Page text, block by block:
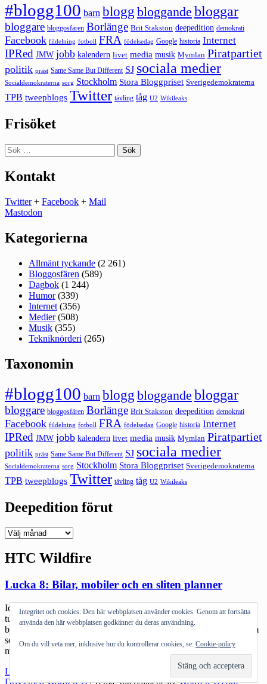
#blogg100 barn blogg bloggande bloggar
bloggare bloggosfären Borlänge Brit Stakston deepedition demokrati
Facebook fildelning fotboll FRA födelsedag Google historia Internet
IPRed JMW jobb kalendern livet media musik Mymlan Piratpartiet
politik präst Same Same But Different SJ sociala medier
Socialdemokraterna sorg Stockholm Stora Bloggpriset Sverigedemokraterna
TPB tweepblogs Twitter tävling tåg U2 Wikileaks
Frisöket
Sök
efter:
Kontakt
Twitter+ Facebook + Mail
Mastodon
Kategorierna
Allmänt tyckande (2 261)
Bloggosfären (589)
Dagbok (1 244)
Humor(339)
Internet (356)
Medier(508)
Musik (355)
Tekniknörderi (265)
Taxonomin
#blogg100 barn blogg bloggande bloggar
bloggare bloggosfären Borlänge Brit Stakston deepedition demokrati
Facebook fildelning fotboll FRA födelsedag Google historia Internet
IPRed JMW jobb kalendern livet media musik Mymlan Piratpartiet
politik präst Same Same But Different SJ sociala medier
Socialdemokraterna sorg Stockholm Stora Bloggpriset Sverigedemokraterna
TPB tweepblogs Twitter tävling tåg U2 Wikileaks
Deepedition förut
Deepedition
HTC Wildfire
Lucka 8: Bilar, mobiler och en sliten planner
Idag blir det en kort uppdatering. Jag är galet trött. Det har varit en
tuff månad. Det har varit en intensiv höst. Men det gör inget. Nu
börjar det bli dags för lite ledigt snart. Fylla på batterierna, ladda om
servern och formatera om vissa delar av cacheminnet. [insert valfria
metaforer för vilande] Imorgon sista […]
Läs mer
8:
Drivs med WordPress |Tema: Intergalactic avWordPress.com.
Integritet och cookies: Den här webbplatsen använder cookies. Genom att fortsätta
använda den här webbplatsen godkänner du deras användning.
Om du vill veta mer, inklusive hur du kontrollerar cookies, se: Cookie-policy